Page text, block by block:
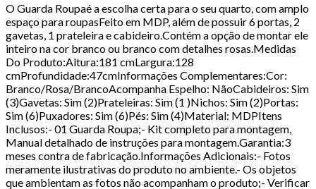
O Guarda Roupaé a escolha certa para o seu quarto, com amplo
espaço para roupasFeito em MDP, além de possuir 6 portas, 2
gavetas, 1 prateleira e cabideiro.Contém a opção de montar ele
inteiro na cor branco ou branco com detalhes rosas.Medidas
Do Produto:Altura:181 cmLargura:128
cmProfundidade:47cmInformações Complementares:Cor:
Branco/Rosa/BrancoAcompanha Espelho: NãoCabideiros: Sim
(3)Gavetas: Sim (2)Prateleiras: Sim (1 )Nichos: Sim (2)Portas:
Sim (6)Puxadores: Sim (6)Pés: Sim (4)Material: MDPItens
Inclusos:- 01 Guarda Roupa;- Kit completo para montagem,
Manual detalhado de instruções para montagem.Garantia:3
meses contra de fabricação.Informações Adicionais:- Fotos
meramente ilustrativas do produto no ambiente.- Os objetos
que ambientam as fotos não acompanham o produto;- Verificar